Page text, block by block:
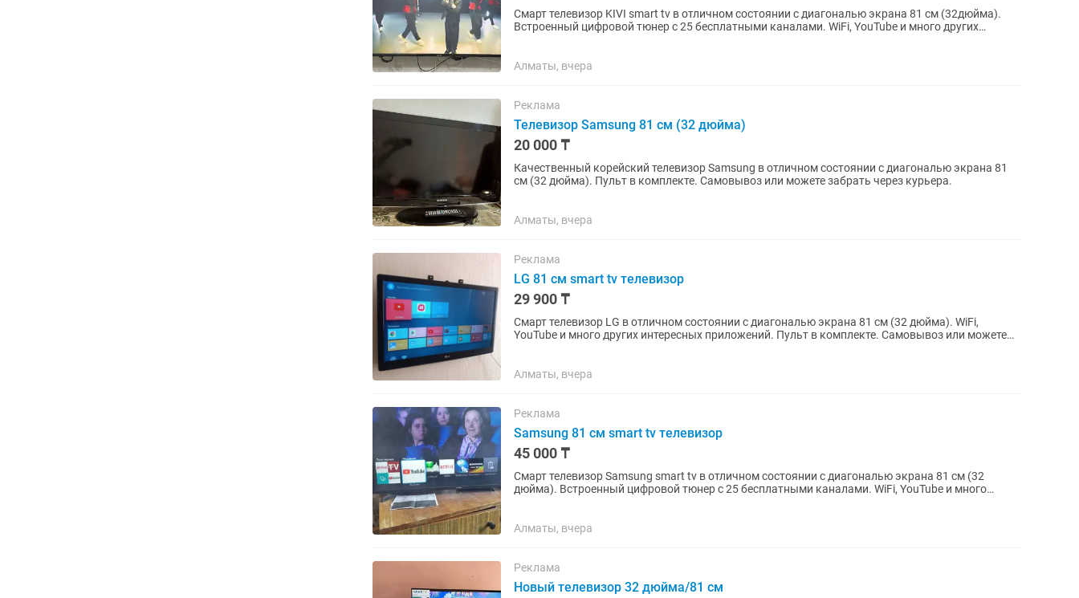
Смарт телевизор KIVI smart tv в отличном состоянии с диагональю экрана 81 см (32дюйма).
Встроенный цифровой тюнер с 25 бесплатными каналами. WiFi, YouTube и много других
Алматы, вчера
Реклама
Телевизор Samsung 81 см (32 дюйма)
20 000 ₸
Качественный корейский телевизор Samsung в отличном состоянии с диагональю экрана 81
см (32 дюйма). Пульт в комплекте. Самовывоз или можете забрать через курьера.
Алматы, вчера
Реклама
LG 81 см smart tv телевизор
29 900 ₸
Смарт телевизор LG в отличном состоянии с диагональю экрана 81 см (32 дюйма). WiFi,
YouTube и много других интересных приложений. Пульт в комплекте. Самовывоз или можете
Алматы, вчера
Реклама
Samsung 81 см smart tv телевизор
45 000 ₸
Смарт телевизор Samsung smart tv в отличном состоянии с диагональю экрана 81 см (32
дюйма). Встроенный цифровой тюнер с 25 бесплатными каналами. WiFi, YouTube и много
Алматы, вчера
Реклама
Новый телевизор 32 дюйма/81 см